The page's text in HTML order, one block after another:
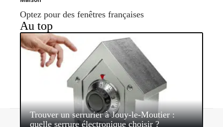
Optez pour des fenêtres françaises
Au top
Trouver un serrurier à Jouy-le-Moutier :
quelle serrure électronique choisir ?
Contact Mentions légales Sitemap